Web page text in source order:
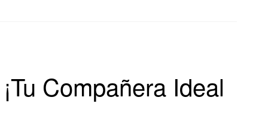
Compañera Ideal